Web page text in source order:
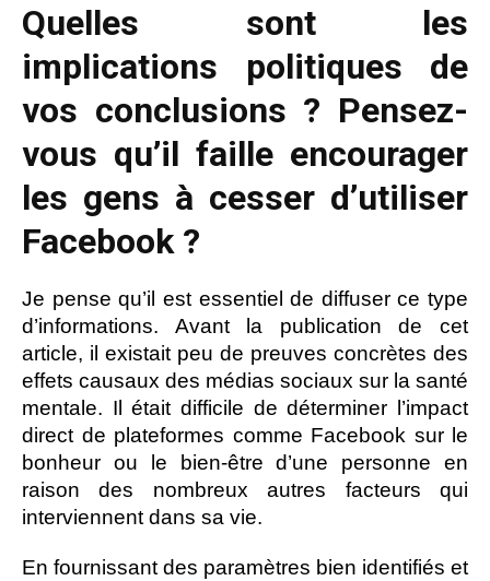
Quelles sont les
implications politiques de
vos conclusions ? Pensez-
vous qu’il faille encourager
les gens à cesser d’utiliser
Facebook ?
Je pense qu’il est essentiel de diffuser ce type
d’informations. Avant la publication de cet
article, il existait peu de preuves concrètes des
effets causaux des médias sociaux sur la santé
mentale. Il était difficile de déterminer l’impact
direct de plateformes comme Facebook sur le
bonheur ou le bien-être d’une personne en
raison des nombreux autres facteurs qui
interviennent dans sa vie.
En fournissant des paramètres bien identifiés et